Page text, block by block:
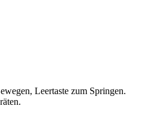
Leertaste zum Springen.